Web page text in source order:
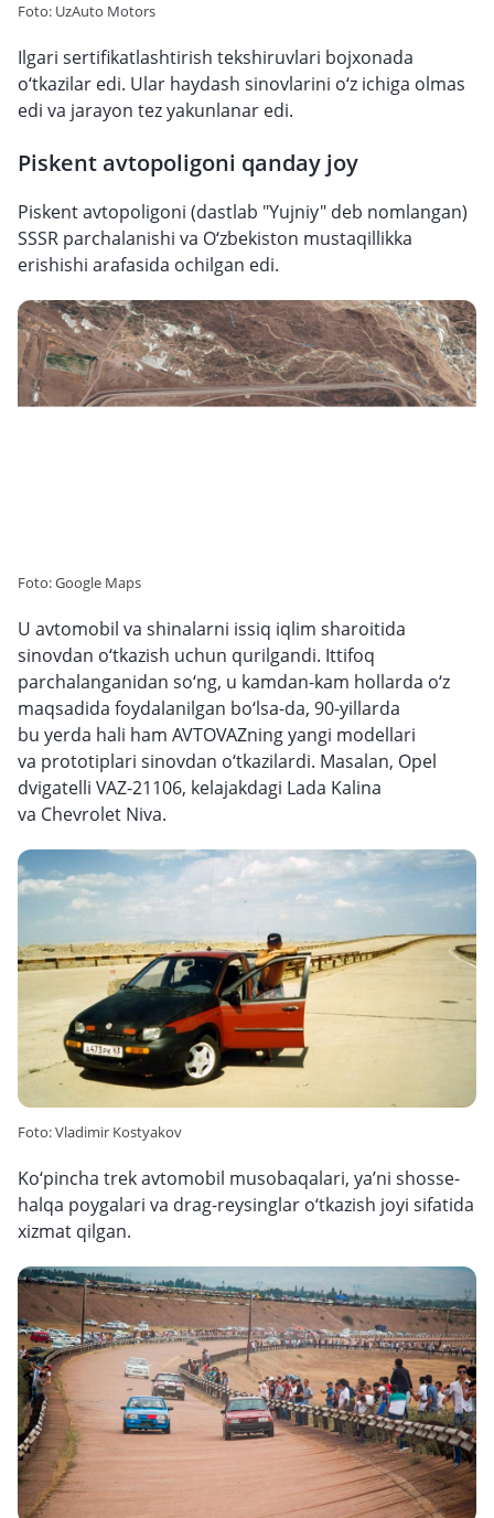
Foto: UzAuto Motors
Ilgari sertifikatlashtirish tekshiruvlari bojxonada
o‘tkazilar edi. Ular haydash sinovlarini o‘z ichiga olmas
edi va jarayon tez yakunlanar edi.
Piskent avtopoligoni qanday joy
Piskent avtopoligoni (dastlab "Yujniy" deb nomlangan)
SSSR parchalanishi va O‘zbekiston mustaqillikka
erishishi arafasida ochilgan edi.
Foto: Google Maps
U avtomobil va shinalarni issiq iqlim sharoitida
sinovdan o‘tkazish uchun qurilgandi. Ittifoq
parchalanganidan so‘ng, u kamdan-kam hollarda o‘z
maqsadida foydalanilgan bo‘lsa-da, 90-yillarda
bu yerda hali ham AVTOVAZning yangi modellari
va prototiplari sinovdan o‘tkazilardi. Masalan, Opel
dvigatelli VAZ-21106, kelajakdagi Lada Kalina
va Chevrolet Niva.
Foto: Vladimir Kostyakov
Ko‘pincha trek avtomobil musobaqalari, ya’ni shosse-
halqa poygalari va drag-reysinglar o‘tkazish joyi sifatida
xizmat qilgan.